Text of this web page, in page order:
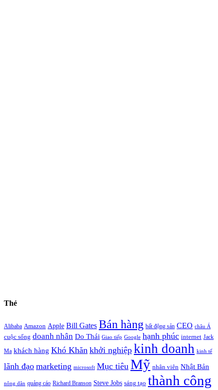
Thẻ
Alibaba Amazon Apple Bill Gates Bán hàng bất động sản CEO châu Á
cuộc sống doanh nhân Do Thái Giao tiếp Google hạnh phúc internet Jack
Ma khách hàng Khó Khăn khởi nghiệp kinh doanh kinh tế
lãnh đạo marketing microsoft Mục tiêu Mỹ nhân viên Nhật Bản
nông dân quảng cáo Richard Branson Steve Jobs sáng tạo thành công